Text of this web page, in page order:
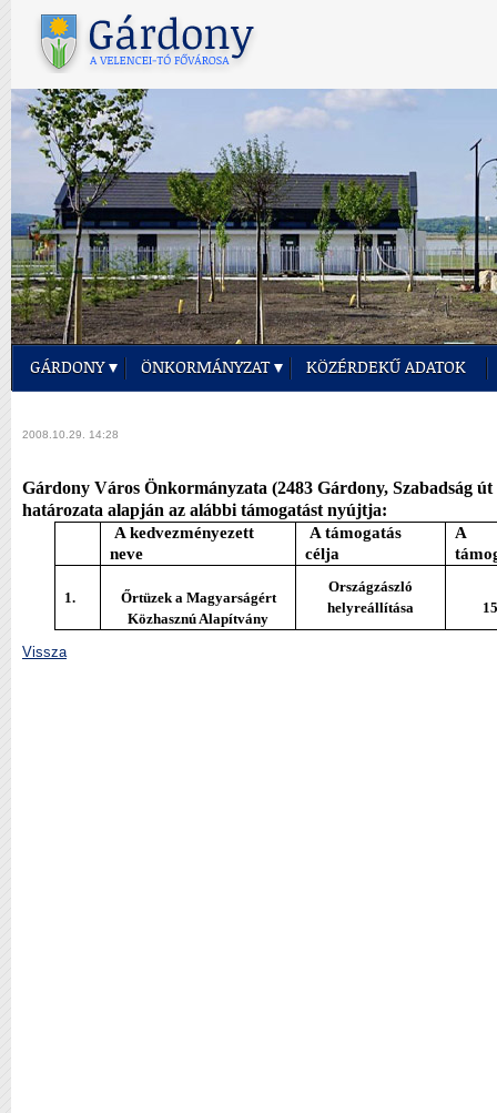
GÁRDONY ÖNKORMÁNYZAT KÖZÉRDEKŰ ADATOK
2008.10.29. 14:28
Gárdony Város Önkormányzata (2483 Gárdony, Szabadság
határozata alapján az alábbi támogatást nyújtja:
A kedvezményezett
neve
A támogatás
célja
A
1.
Őrtüzek a Magyarságért
Közhasznú Alapítvány
Országzászló
helyreállítása
Vissza